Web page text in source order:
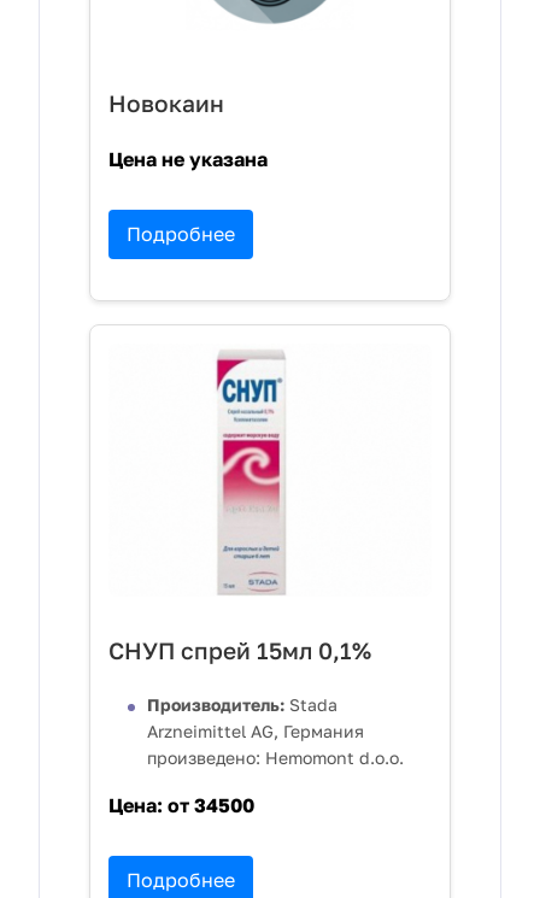
Новокаин
Цена не указана
Подробнее
СНУП спрей 15мл 0,1%
Производитель: Stada
Arzneimittel AG, Германия
произведено: Hemomont d.o.o.
Цена: от 34500
Подробнее